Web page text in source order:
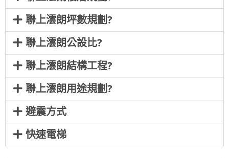
聯上澐朗坪數規劃?
聯上澐朗公設比?
聯上澐朗結構工程?
聯上澐朗用途規劃?
避震方式
快速電梯